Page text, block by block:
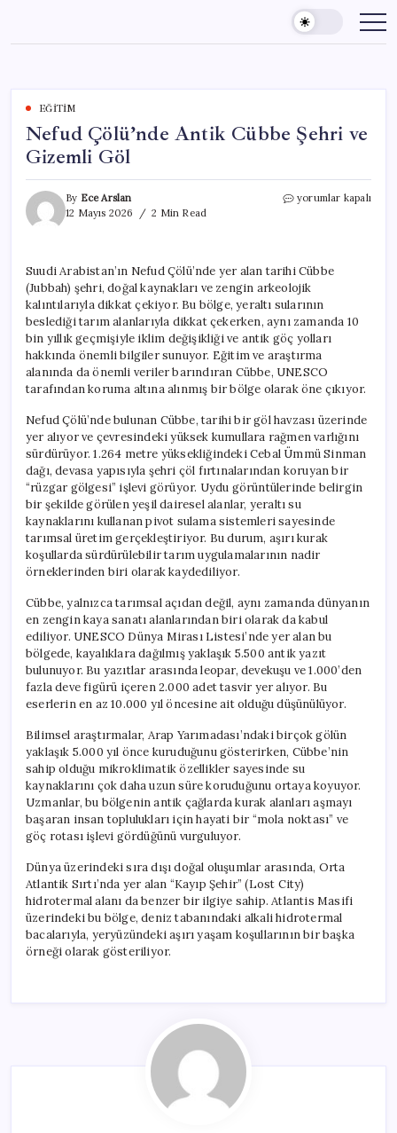
content
EĞITIM
Nefud Çölü’nde Antik Cübbe Şehri ve
Gizemli Göl
By Ece Arslan
12 Mayıs 2026
2 Min Read
Nefud
ve
Gizemli
Göl
için
yorumlar kapalı
Suudi Arabistan’ın Nefud Çölü’nde yer alan tarihi Cübbe
(Jubbah) şehri, doğal kaynakları ve zengin arkeolojik
kalıntılarıyla dikkat çekiyor. Bu bölge, yeraltı sularının
beslediği tarım alanlarıyla dikkat çekerken, aynı zamanda 10
bin yıllık geçmişiyle iklim değişikliği ve antik göç yolları
hakkında önemli bilgiler sunuyor. Eğitim ve araştırma
alanında da önemli veriler barındıran Cübbe, UNESCO
tarafından koruma altına alınmış bir bölge olarak öne çıkıyor.
Nefud Çölü’nde bulunan Cübbe, tarihi bir göl havzası üzerinde
yer alıyor ve çevresindeki yüksek kumullara rağmen varlığını
sürdürüyor. 1.264 metre yüksekliğindeki Cebal Ümmü Sinman
dağı, devasa yapısıyla şehri çöl fırtınalarından koruyan bir
“rüzgar gölgesi” işlevi görüyor. Uydu görüntülerinde belirgin
bir şekilde görülen yeşil dairesel alanlar, yeraltı su
kaynaklarını kullanan pivot sulama sistemleri sayesinde
tarımsal üretim gerçekleştiriyor. Bu durum, aşırı kurak
koşullarda sürdürülebilir tarım uygulamalarının nadir
örneklerinden biri olarak kaydediliyor.
Cübbe, yalnızca tarımsal açıdan değil, aynı zamanda dünyanın
en zengin kaya sanatı alanlarından biri olarak da kabul
ediliyor. UNESCO Dünya Mirası Listesi’nde yer alan bu
bölgede, kayalıklara dağılmış yaklaşık 5.500 antik yazıt
bulunuyor. Bu yazıtlar arasında leopar, devekuşu ve 1.000’den
fazla deve figürü içeren 2.000 adet tasvir yer alıyor. Bu
eserlerin en az 10.000 yıl öncesine ait olduğu düşünülüyor.
Bilimsel araştırmalar, Arap Yarımadası’ndaki birçok gölün
yaklaşık 5.000 yıl önce kuruduğunu gösterirken, Cübbe’nin
sahip olduğu mikroklimatik özellikler sayesinde su
kaynaklarını çok daha uzun süre koruduğunu ortaya koyuyor.
Uzmanlar, bu bölgenin antik çağlarda kurak alanları aşmayı
başaran insan toplulukları için hayati bir “mola noktası” ve
göç rotası işlevi gördüğünü vurguluyor.
Dünya üzerindeki sıra dışı doğal oluşumlar arasında, Orta
Atlantik Sırtı’nda yer alan “Kayıp Şehir” (Lost City)
hidrotermal alanı da benzer bir ilgiye sahip. Atlantis Masifi
üzerindeki bu bölge, deniz tabanındaki alkali hidrotermal
bacalarıyla, yeryüzündeki aşırı yaşam koşullarının bir başka
örneği olarak gösteriliyor.